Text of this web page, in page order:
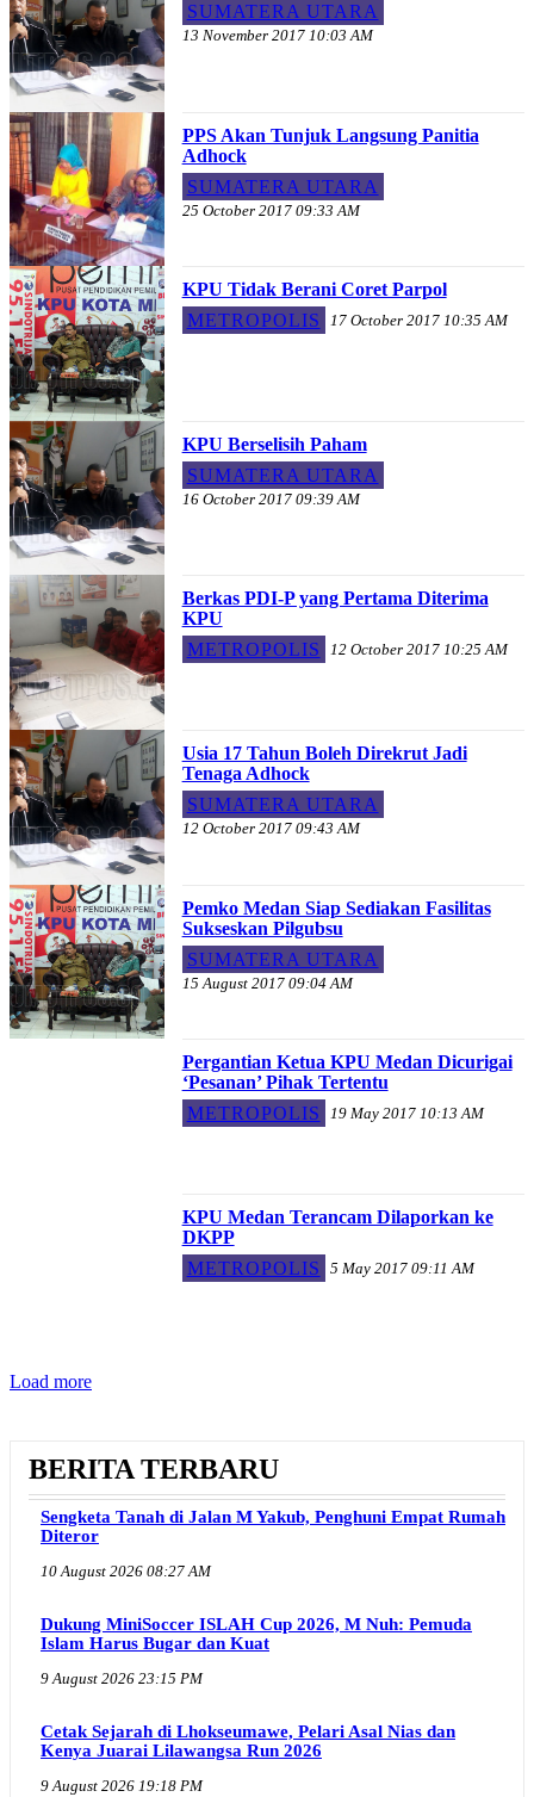
SUMATERA UTARA
13 November 2017 10:03 AM
PPS Akan Tunjuk Langsung Panitia
Adhock
SUMATERA UTARA
25 October 2017 09:33 AM
KPU Tidak Berani Coret Parpol
METROPOLIS
17 October 2017 10:35 AM
KPU Berselisih Paham
SUMATERA UTARA
16 October 2017 09:39 AM
Berkas PDI-P yang Pertama Diterima
KPU
METROPOLIS
12 October 2017 10:25 AM
Usia 17 Tahun Boleh Direkrut Jadi
Tenaga Adhock
SUMATERA UTARA
12 October 2017 09:43 AM
Pemko Medan Siap Sediakan Fasilitas
Sukseskan Pilgubsu
SUMATERA UTARA
15 August 2017 09:04 AM
Pergantian Ketua KPU Medan Dicurigai
‘Pesanan’ Pihak Tertentu
METROPOLIS
19 May 2017 10:13 AM
KPU Medan Terancam Dilaporkan ke
DKPP
METROPOLIS
5 May 2017 09:11 AM
Load more
BERITA TERBARU
Sengketa Tanah di Jalan M Yakub, Penghuni Empat Rumah
Diteror
10 August 2026 08:27 AM
Dukung MiniSoccer ISLAH Cup 2026, M Nuh: Pemuda
Islam Harus Bugar dan Kuat
9 August 2026 23:15 PM
Cetak Sejarah di Lhokseumawe, Pelari Asal Nias dan
Kenya Juarai Lilawangsa Run 2026
9 August 2026 19:18 PM